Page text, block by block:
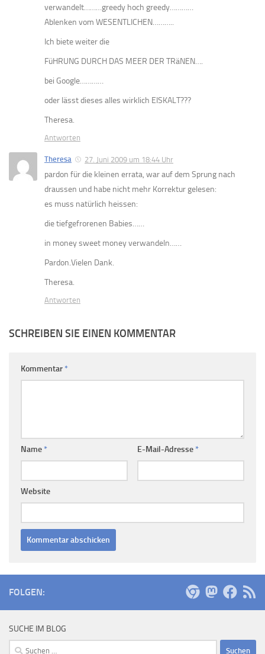
verwandelt………greedy hoch greedy…………
Ablenken vom WESENTLICHEN………..
Ich biete weiter die
FüHRUNG DURCH DAS MEER DER TRäNEN….
bei Google…………
oder lässt dieses alles wirklich EISKALT???
Theresa.
Antworten
Theresa 27. Juni 2009 um 18:44 Uhr
pardon für die kleinen errata, war auf dem Sprung nach
draussen und habe nicht mehr Korrektur gelesen:
es muss natürlich heissen:
die tiefgefrorenen Babies……
in money sweet money verwandeln……
Pardon.Vielen Dank.
Theresa.
Antworten
SCHREIBEN SIE EINEN KOMMENTAR
Kommentar *
Name * E-Mail-Adresse *
Website
FOLGEN:
SUCHE IM BLOG
Suchen